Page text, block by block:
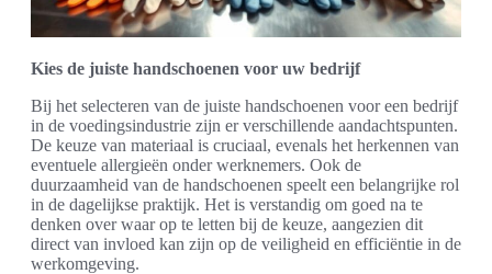
Kies de juiste handschoenen voor uw bedrijf
Bij het selecteren van de juiste handschoenen voor een bedrijf
in de voedingsindustrie zijn er verschillende aandachtspunten.
De keuze van materiaal is cruciaal, evenals het herkennen van
eventuele allergieën onder werknemers. Ook de
duurzaamheid van de handschoenen speelt een belangrijke rol
in de dagelijkse praktijk. Het is verstandig om goed na te
denken over waar op te letten bij de keuze, aangezien dit
direct van invloed kan zijn op de veiligheid en efficiëntie in de
werkomgeving.